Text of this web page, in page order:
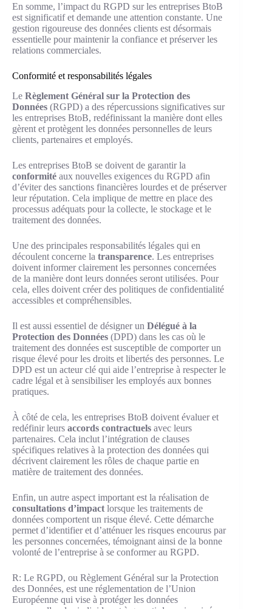
En somme, l’impact du RGPD sur les entreprises BtoB
est significatif et demande une attention constante. Une
gestion rigoureuse des données clients est désormais
essentielle pour maintenir la confiance et préserver les
relations commerciales.
Conformité et responsabilités légales
Le Règlement Général sur la Protection des
Données (RGPD) a des répercussions significatives sur
les entreprises BtoB, redéfinissant la manière dont elles
gèrent et protègent les données personnelles de leurs
clients, partenaires et employés.
Les entreprises BtoB se doivent de garantir la
conformité aux nouvelles exigences du RGPD afin
d’éviter des sanctions financières lourdes et de préserver
leur réputation. Cela implique de mettre en place des
processus adéquats pour la collecte, le stockage et le
traitement des données.
Une des principales responsabilités légales qui en
découlent concerne la transparence. Les entreprises
doivent informer clairement les personnes concernées
de la manière dont leurs données seront utilisées. Pour
cela, elles doivent créer des politiques de confidentialité
accessibles et compréhensibles.
Il est aussi essentiel de désigner un Délégué à la
Protection des Données (DPD) dans les cas où le
traitement des données est susceptible de comporter un
risque élevé pour les droits et libertés des personnes. Le
DPD est un acteur clé qui aide l’entreprise à respecter le
cadre légal et à sensibiliser les employés aux bonnes
pratiques.
À côté de cela, les entreprises BtoB doivent évaluer et
redéfinir leurs accords contractuels avec leurs
partenaires. Cela inclut l’intégration de clauses
spécifiques relatives à la protection des données qui
décrivent clairement les rôles de chaque partie en
matière de traitement des données.
Enfin, un autre aspect important est la réalisation de
consultations d’impact lorsque les traitements de
données comportent un risque élevé. Cette démarche
permet d’identifier et d’atténuer les risques encourus par
les personnes concernées, témoignant ainsi de la bonne
volonté de l’entreprise à se conformer au RGPD.
R: Le RGPD, ou Règlement Général sur la Protection
des Données, est une réglementation de l’Union
Européenne qui vise à protéger les données